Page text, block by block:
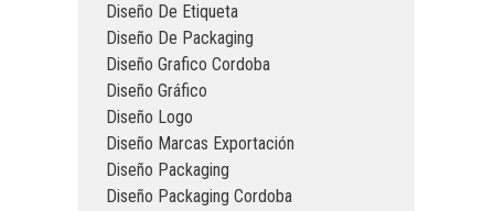
Diseño De Etiqueta
Diseño De Packaging
Diseño Grafico Cordoba
Diseño Gráfico
Diseño Logo
Diseño Marcas Exportación
Diseño Packaging
Diseño Packaging Cordoba